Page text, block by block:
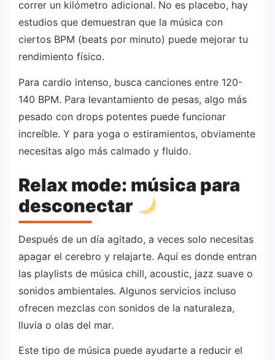
correr un kilómetro adicional. No es placebo, hay
estudios que demuestran que la música con
ciertos BPM (beats por minuto) puede mejorar tu
rendimiento físico.
Para cardio intenso, busca canciones entre 120-
140 BPM. Para levantamiento de pesas, algo más
pesado con drops potentes puede funcionar
increíble. Y para yoga o estiramientos, obviamente
necesitas algo más calmado y fluido.
Relax mode: música para
desconectar
Después de un día agitado, a veces solo necesitas
apagar el cerebro y relajarte. Aquí es donde entran
las playlists de música chill, acoustic, jazz suave o
sonidos ambientales. Algunos servicios incluso
ofrecen mezclas con sonidos de la naturaleza,
lluvia o olas del mar.
Este tipo de música puede ayudarte a reducir el